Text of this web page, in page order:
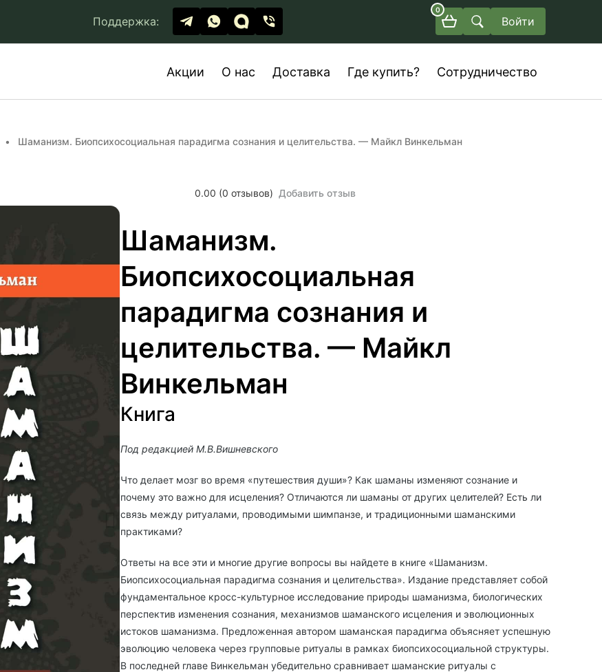
Поддержка:
0
Войти
Акции О нас Доставка Где купить? Сотрудничество
Шаманизм. Биопсихосоциальная парадигма сознания и целительства. — Майкл Винкельман
0.00 (0 отзывов) Добавить отзыв
Шаманизм.
Биопсихосоциальная
парадигма сознания и
целительства. — Майкл
Винкельман
Книга
Под редакцией М.В.Вишневского
Что делает мозг во время «путешествия души»? Как шаманы изменяют сознание и
почему это важно для исцеления? Отличаются ли шаманы от других целителей? Есть ли
связь между ритуалами, проводимыми шимпанзе, и традиционными шаманскими
практиками?
Ответы на все эти и многие другие вопросы вы найдете в книге «Шаманизм.
Биопсихосоциальная парадигма сознания и целительства». Издание представляет собой
фундаментальное кросс-культурное исследование природы шаманизма, биологических
перспектив изменения сознания, механизмов шаманского исцеления и эволюционных
истоков шаманизма. Предложенная автором шаманская парадигма объясняет успешную
эволюцию человека через групповые ритуалы в рамках биопсихосоциальной структуры.
В последней главе Винкельман убедительно сравнивает шаманские ритуалы с